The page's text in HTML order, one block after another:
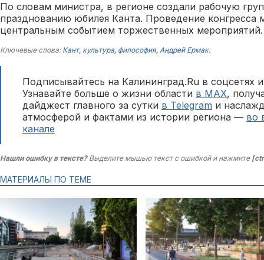
По словам министра, в регионе создали рабочую
празднованию юбилея Канта. Проведение конгресса
центральным событием торжественных мероприятий.
Ключевые слова: Кант, культура, философия, Андрей Ермак.
Подписывайтесь на Калининград.Ru в соцсетях
Узнавайте больше о жизни области в MAX,
дайджест главного за сутки в Telegram и
атмосферой и фактами из истории региона — во
канале
Нашли ошибку в тексте?Выделите мышью текст с ошибкой и нажмите
МАТЕРИАЛЫ ПО ТЕМЕ